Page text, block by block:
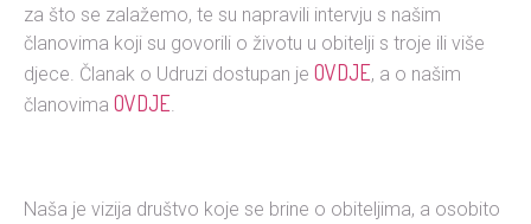
za što se zalažemo, te su napravili intervju s našim
članovima koji su govorili o životu u obitelji s troje ili više
djece. Članak o Udruzi dostupan je OVDJE, a o našim
članovima OVDJE
Naša je vizija društvo koje se brine o obiteljima, a osobito